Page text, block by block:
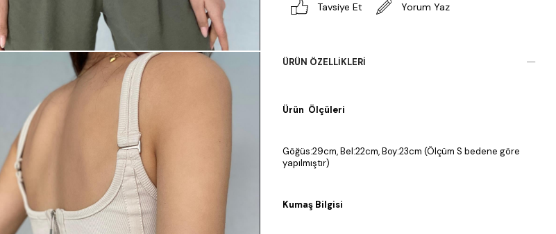
Tavsiye Et Yorum Yaz
ÜRÜN ÖZELLIKLERI
Ürün Ölçüleri
Göğüs:29cm, Bel:22cm, Boy:23cm (Ölçüm S bedene göre
yapılmıştır)
Kumaş Bilgisi